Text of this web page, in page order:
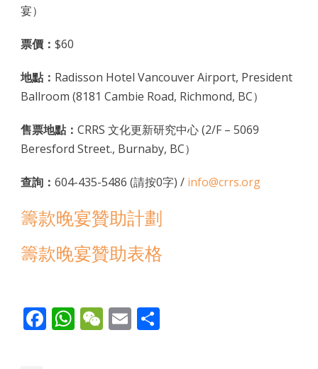
宴）
票價： $60
地點： Radisson Hotel Vancouver Airport, President
Ballroom (8181 Cambie Road, Richmond, BC）
售票地點： CRRS 文化更新研究中心 (2/F – 5069
Beresford Street., Burnaby, BC）
查詢： 604-435-5486 (請按0字) / info@crrs.org
籌款晚宴贊助計劃
籌款晚宴贊助表格
Facebook
WhatsApp
WeChat
Email